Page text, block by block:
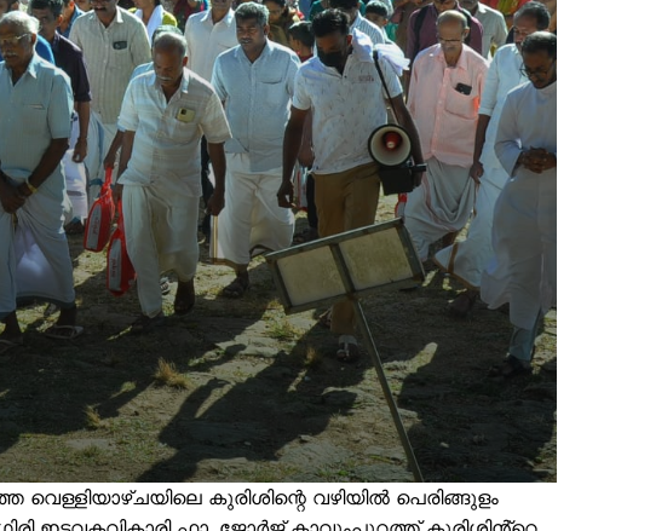
കുരിശിന്റെ വഴിയിൽ പെരിങ്ങുളം